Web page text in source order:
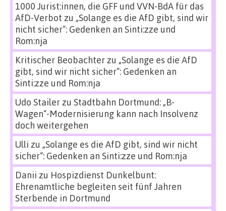
1000 Jurist:innen, die GFF und VVN-BdA für das
AfD-Verbot zu „Solange es die AfD gibt, sind wir
nicht sicher“: Gedenken an Sinti:zze und
Rom:nja
Kritischer Beobachterzu „Solange es die AfD
gibt, sind wir nicht sicher“: Gedenken an
Sinti:zze und Rom:nja
Udo Stailerzu Stadtbahn Dortmund: „B-
Wagen“-Modernisierung kann nach Insolvenz
doch weitergehen
Ulli zu „Solange es die AfD gibt, sind wir nicht
sicher“: Gedenken an Sinti:zze und Rom:nja
Danii zu Hospizdienst Dunkelbunt:
Ehrenamtliche begleiten seit fünf Jahren
Sterbende in Dortmund